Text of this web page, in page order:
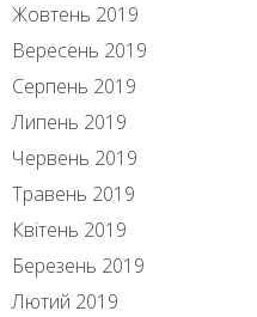
Жовтень 2019
Вересень 2019
Серпень 2019
Липень 2019
Червень 2019
Травень 2019
Квітень 2019
Березень 2019
Лютий 2019